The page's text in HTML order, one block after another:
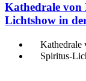
Kathedrale
Lichtshow in
Kathedrale
Spiritus-